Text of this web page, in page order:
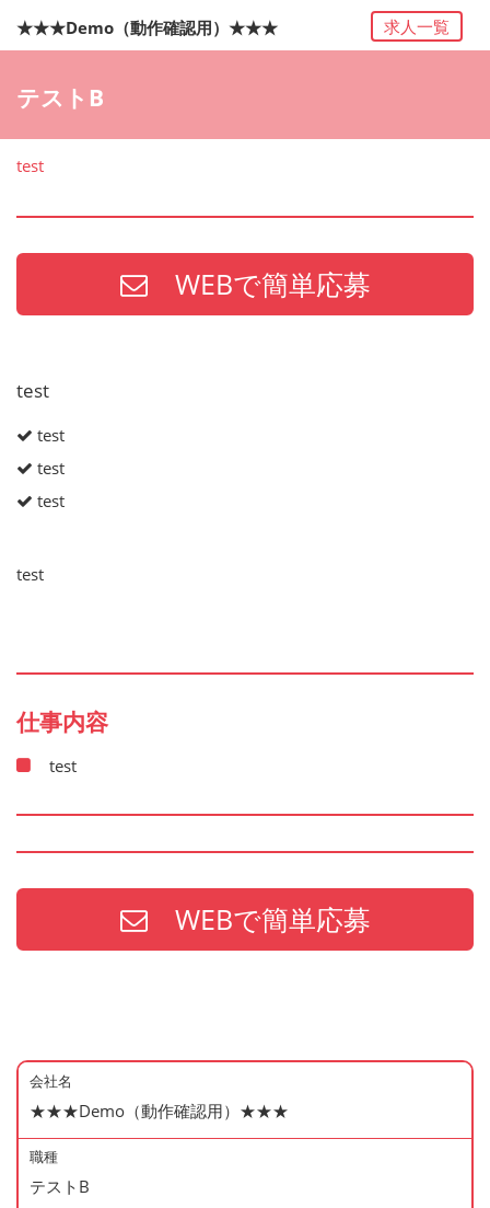
★★★Demo（動作確認用）★★★ 求人一覧
テストB
test
WEBで簡単応募
test
test
test
test
test
仕事内容
test
WEBで簡単応募
会社名
★★★Demo（動作確認用）★★★
職種
テストB